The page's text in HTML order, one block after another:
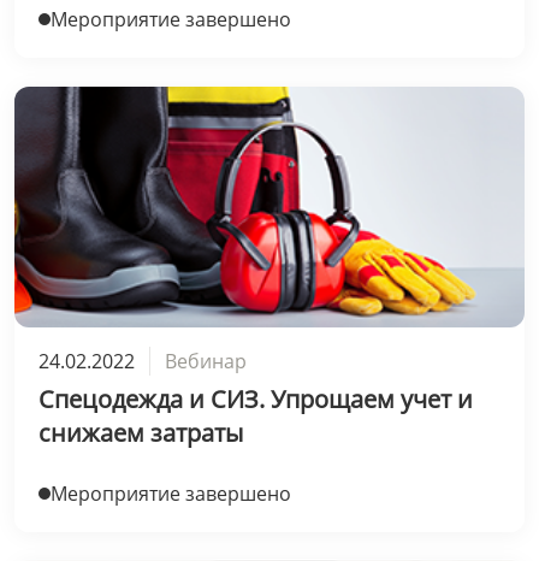
Мероприятие завершено
24.02.2022 Вебинар
Спецодежда и СИЗ. Упрощаем учет и
снижаем затраты
Мероприятие завершено